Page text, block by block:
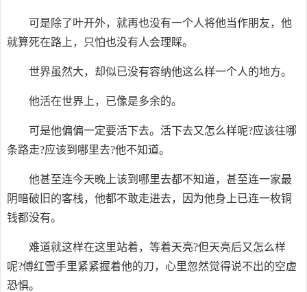
可是除了叶开外，就再也没有一个人将他当作朋友，他
就算死在路上，只怕也没有人会理睬。
世界虽然大，却似已没有容纳他这么样一个人的地方。
他活在世界上，已像是多余的。
可是他偏偏一定要活下去。活下去又怎么样呢?应该往哪
条路走?应该到哪里去?他不知道。
他甚至连今天晚上该到哪里去都不知道，甚至连一家最
阴暗破旧的客栈，他都不敢走进去，因为他身上已连一枚铜
钱都没有。
难道就这样在这里站着，等着天亮?但天亮后又怎么样
呢?傅红雪手里紧紧握着他的刀，心里忽然觉得说不出的空虚
恐惧。